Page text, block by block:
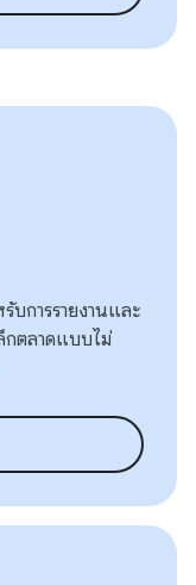
บการรายงานและ
กตลาดแบบไม่